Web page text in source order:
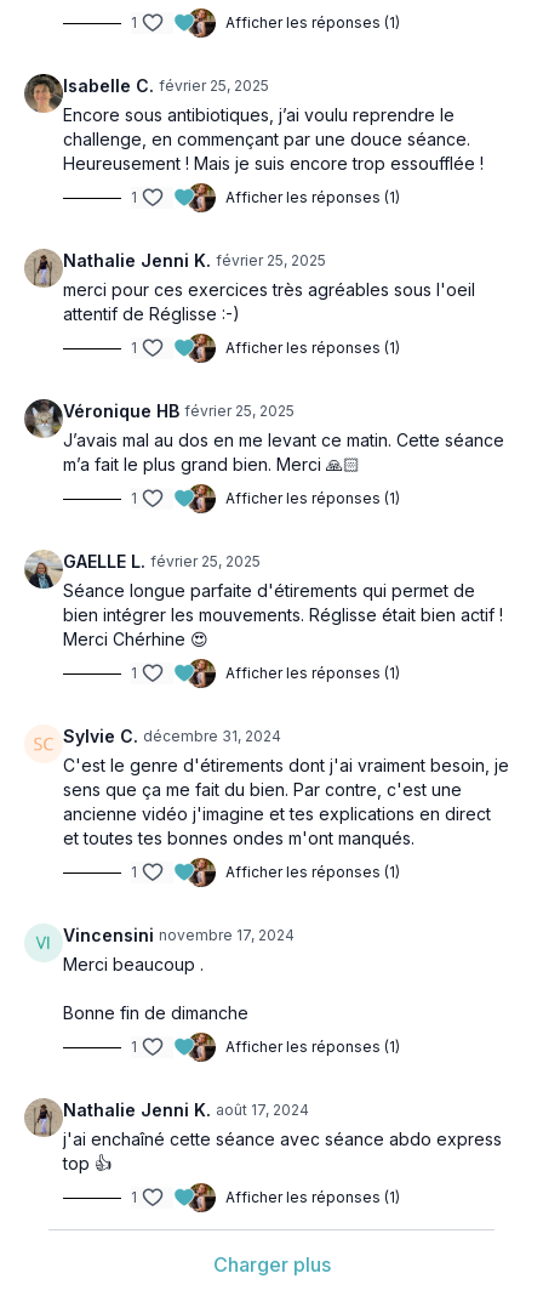
1 Afficher les réponses (1)
Isabelle C. février 25, 2025
Encore sous antibiotiques, j’ai voulu reprendre le
challenge, en commençant par une douce séance.
Heureusement ! Mais je suis encore trop essoufflée !
1 Afficher les réponses (1)
Nathalie Jenni K. février 25, 2025
merci pour ces exercices très agréables sous l'oeil
attentif de Réglisse :-)
1 Afficher les réponses (1)
Véronique HB février 25, 2025
J’avais mal au dos en me levant ce matin. Cette séance
m’a fait le plus grand bien. Merci 🙏🏻
1 Afficher les réponses (1)
GAELLE L. février 25, 2025
Séance longue parfaite d'étirements qui permet de
bien intégrer les mouvements. Réglisse était bien actif !
Merci Chérhine 😍
1 Afficher les réponses (1)
Sylvie C. décembre 31, 2024
C'est le genre d'étirements dont j'ai vraiment besoin, je
sens que ça me fait du bien. Par contre, c'est une
ancienne vidéo j'imagine et tes explications en direct
et toutes tes bonnes ondes m'ont manqués.
1 Afficher les réponses (1)
Vincensini novembre 17, 2024
Merci beaucoup .
Bonne fin de dimanche
1 Afficher les réponses (1)
Nathalie Jenni K. août 17, 2024
j'ai enchaîné cette séance avec séance abdo express
top 👍
1 Afficher les réponses (1)
Charger plus